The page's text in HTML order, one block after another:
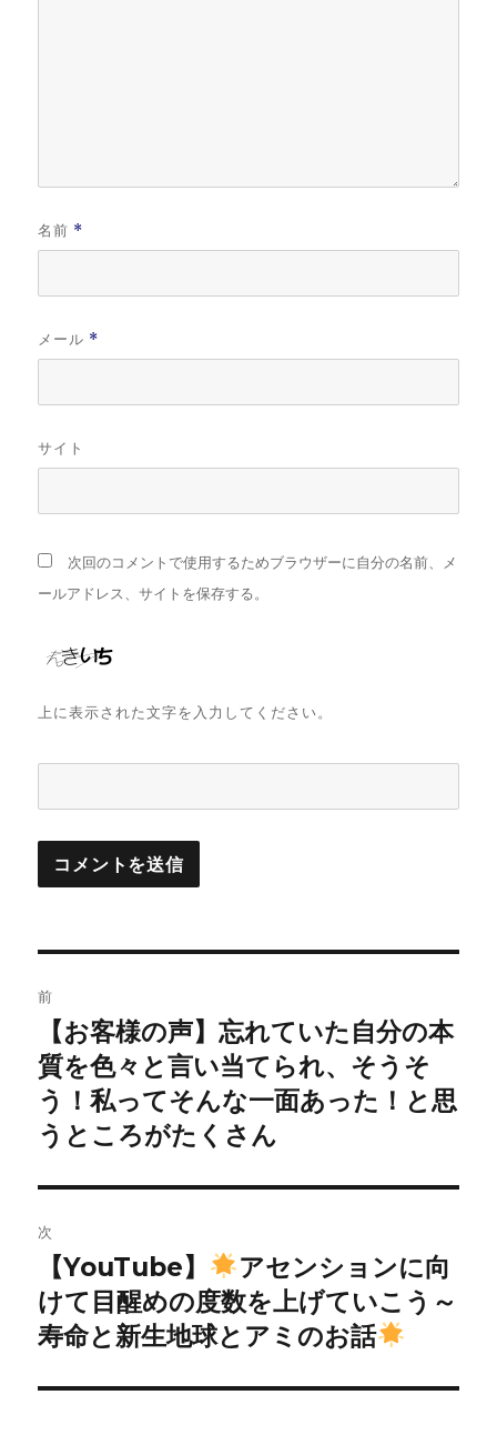
名前 *
メール *
サイト
次回のコメントで使用するためブラウザーに自分の名前、メ
ールアドレス、サイトを保存する。
上に表示された文字を入力してください。
稿
ナ
ビ
シ
ョ
ン
前
の
投
稿:
【お客様の声】忘れていた自分の本
質を色々と言い当てられ、そうそ
う！私ってそんな一面あった！と思
うところがたくさん
次
の
投
【YouTube】
アセンションに向
けて目醒めの度数を上げていこう～
寿命と新生地球とアミのお話